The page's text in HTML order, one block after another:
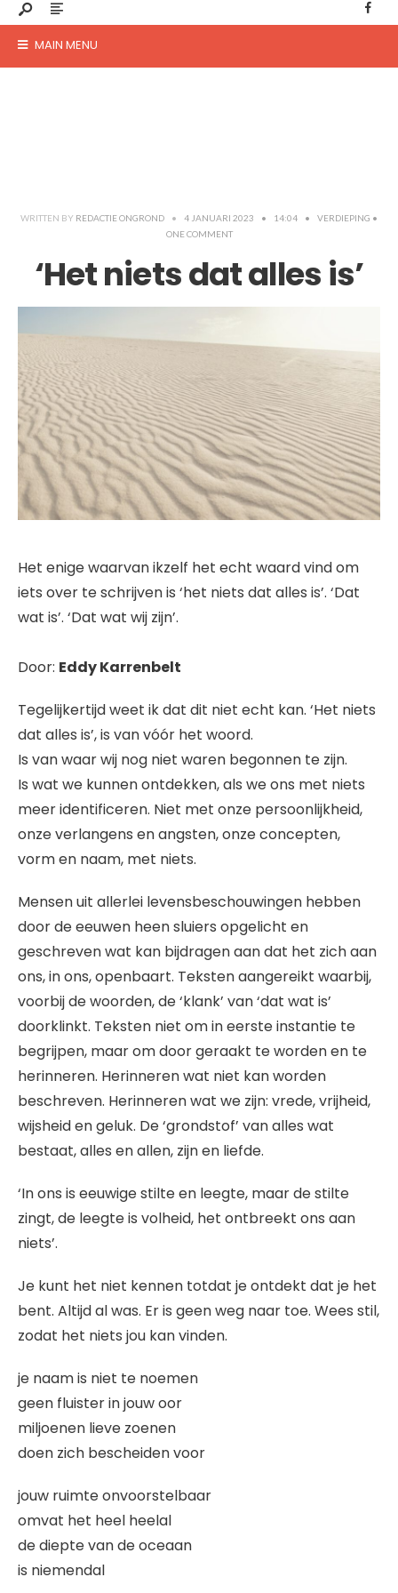
MAIN MENU
WRITTEN BY REDACTIE ONGROND • 4 JANUARI 2023 • 14:04 • VERDIEPING •
ONE COMMENT
‘Het niets dat alles is’
Het enige waarvan ikzelf het echt waard vind om
iets over te schrijven is ‘het niets dat alles is’. ‘Dat
wat is’. ‘Dat wat wij zijn’.
Door: Eddy Karrenbelt
Tegelijkertijd weet ik dat dit niet echt kan. ‘Het niets
dat alles is’, is van vóór het woord.
Is van waar wij nog niet waren begonnen te zijn.
Is wat we kunnen ontdekken, als we ons met niets
meer identificeren. Niet met onze persoonlijkheid,
onze verlangens en angsten, onze concepten,
vorm en naam, met niets.
Mensen uit allerlei levensbeschouwingen hebben
door de eeuwen heen sluiers opgelicht en
geschreven wat kan bijdragen aan dat het zich aan
ons, in ons, openbaart. Teksten aangereikt waarbij,
voorbij de woorden, de ‘klank’ van ‘dat wat is’
doorklinkt. Teksten niet om in eerste instantie te
begrijpen, maar om door geraakt te worden en te
herinneren. Herinneren wat niet kan worden
beschreven. Herinneren wat we zijn: vrede, vrijheid,
wijsheid en geluk. De ‘grondstof’ van alles wat
bestaat, alles en allen, zijn en liefde.
‘In ons is eeuwige stilte en leegte, maar de stilte
zingt, de leegte is volheid, het ontbreekt ons aan
niets’.
Je kunt het niet kennen totdat je ontdekt dat je het
bent. Altijd al was. Er is geen weg naar toe. Wees stil,
zodat het niets jou kan vinden.
je naam is niet te noemen
geen fluister in jouw oor
miljoenen lieve zoenen
doen zich bescheiden voor
jouw ruimte onvoorstelbaar
omvat het heel heelal
de diepte van de oceaan
is niemendal